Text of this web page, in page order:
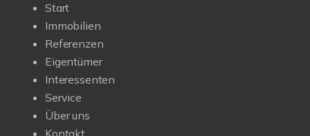
Start
Immobilien
Referenzen
Eigentümer
Interessenten
Service
Über uns
Kontakt